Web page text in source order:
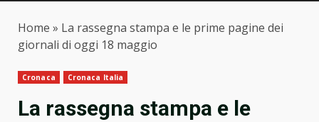
Home » La rassegna stampa e le prime pagine dei
giornali di oggi 18 maggio
Cronaca Cronaca Italia
La rassegna stampa e le